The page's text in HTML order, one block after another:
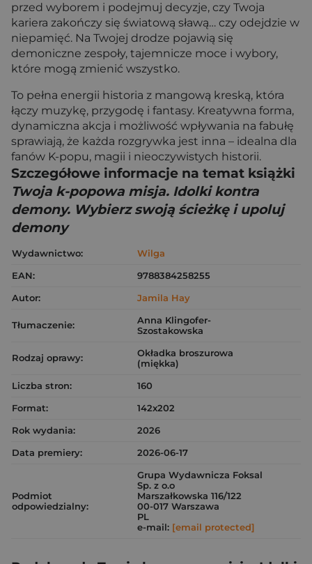
przed wyborem i podejmuj decyzje, czy Twoja
kariera zakończy się światową sławą… czy odejdzie w
niepamięć. Na Twojej drodze pojawią się
demoniczne zespoły, tajemnicze moce i wybory,
które mogą zmienić wszystko.
To pełna energii historia z mangową kreską, która
łączy muzykę, przygodę i fantasy. Kreatywna forma,
dynamiczna akcja i możliwość wpływania na fabułę
sprawiają, że każda rozgrywka jest inna – idealna dla
fanów K-popu, magii i nieoczywistych historii.
Szczegółowe informacje na temat książki
Twoja k-popowa misja. Idolki kontra
demony. Wybierz swoją ścieżkę i upoluj
demony
Wydawnictwo:
Wilga
EAN:
9788384258255
Autor:
Jamila Hay
Tłumaczenie:
Anna Klingofer-
Szostakowska
Rodzaj oprawy:
Okładka broszurowa
(miękka)
Liczba stron:
160
Format:
142x202
Rok wydania:
2026
Data premiery:
2026-06-17
Podmiot
odpowiedzialny:
Grupa Wydawnicza Foksal
Sp. z o.o
Marszałkowska 116/122
00-017 Warszawa
PL
e-mail: [email protected]